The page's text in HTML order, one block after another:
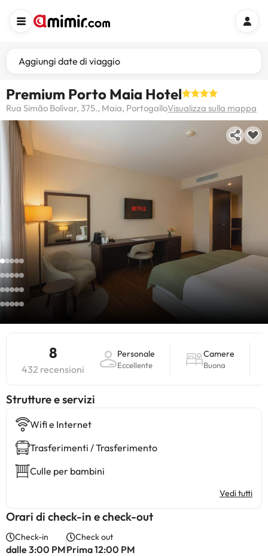
Aggiungi date di viaggio
Premium Porto Maia Hotel
Rua Simão Bolívar, 375., Maia, PortogalloVisualizza sulla mappa
8
432 recensioni
Personale
Eccellente
Camere
Buona
​Strutture e servizi
Wifi e Internet
Trasferimenti / Trasferimento
Culle per bambini
Vedi tutti
Orari di check-in e check-out
Check-in
dalle 3:00 PM
Check out
Prima 12:00 PM